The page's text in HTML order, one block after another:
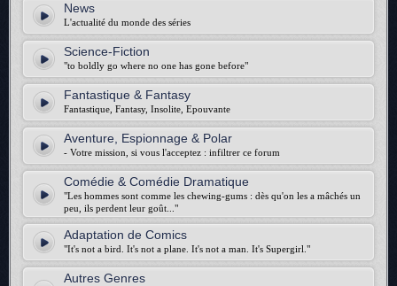
News
L'actualité du monde des séries
Science-Fiction
"to boldly go where no one has gone before"
Fantastique & Fantasy
Fantastique, Fantasy, Insolite, Epouvante
Aventure, Espionnage & Polar
- Votre mission, si vous l'acceptez : infiltrer ce forum
Comédie & Comédie Dramatique
"Les hommes sont comme les chewing-gums : dès qu'on les a mâchés un
peu, ils perdent leur goût..."
Adaptation de Comics
"It's not a bird. It's not a plane. It's not a man. It's Supergirl."
Autres Genres